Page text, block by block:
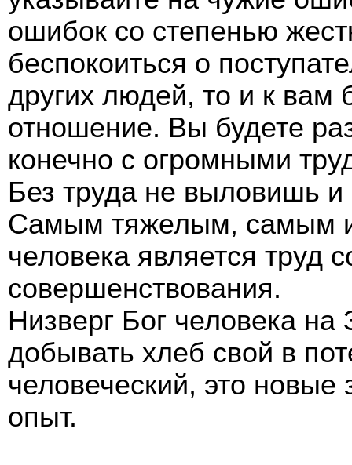
ошибок со степенью
беспокоиться о
других людей, то и к вам
отношение. Вы будете
конечно с огромными
Без труда не выловишь и
Самым тяжелым, самым
человека является труд
совершенствования.
Низверг Бог человека
добывать хлеб свой в
человеческий, это новые
опыт.